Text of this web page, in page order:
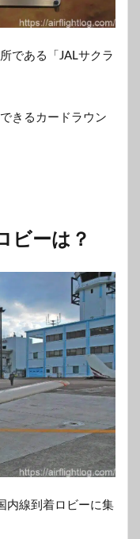
である「JALサクラ
きるカードラウン
ビーは？
内線到着ロビーに集